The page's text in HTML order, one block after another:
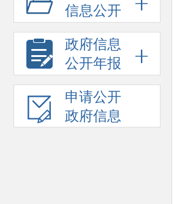
信息公开
政府信息
公开年报
申请公开
政府信息